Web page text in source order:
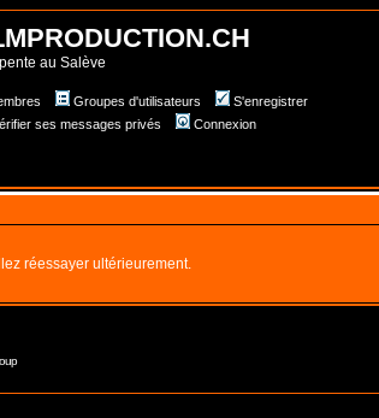
au Salève
Groupes d'utilisateurs
S'enregistrer
ses messages privés Connexion
réessayer ultérieurement.